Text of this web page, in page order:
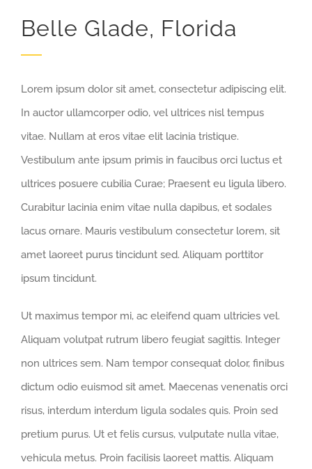
Belle Glade, Florida
Lorem ipsum dolor sit amet, consectetur adipiscing elit.
In auctor ullamcorper odio, vel ultrices nisl tempus
vitae. Nullam at eros vitae elit lacinia tristique.
Vestibulum ante ipsum primis in faucibus orci luctus et
ultrices posuere cubilia Curae; Praesent eu ligula libero.
Curabitur lacinia enim vitae nulla dapibus, et sodales
lacus ornare. Mauris vestibulum consectetur lorem, sit
amet laoreet purus tincidunt sed. Aliquam porttitor
ipsum tincidunt.
Ut maximus tempor mi, ac eleifend quam ultricies vel.
Aliquam volutpat rutrum libero feugiat sagittis. Integer
non ultrices sem. Nam tempor consequat dolor, finibus
dictum odio euismod sit amet. Maecenas venenatis orci
risus, interdum interdum ligula sodales quis. Proin sed
pretium purus. Ut et felis cursus, vulputate nulla vitae,
vehicula metus. Proin facilisis laoreet mattis. Aliquam